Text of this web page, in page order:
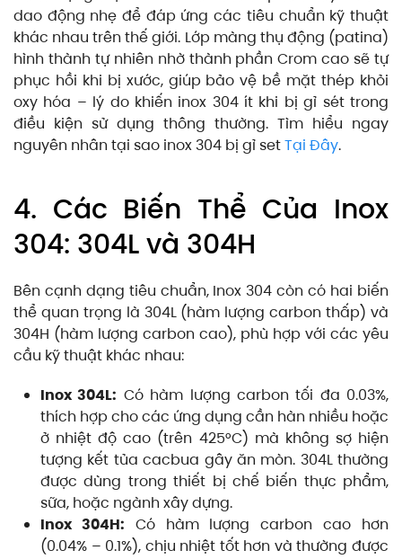
dao động nhẹ để đáp ứng các tiêu chuẩn kỹ thuật
khác nhau trên thế giới. Lớp màng thụ động (patina)
hình thành tự nhiên nhờ thành phần Crom cao sẽ tự
phục hồi khi bị xước, giúp bảo vệ bề mặt thép khỏi
oxy hóa – lý do khiến inox 304 ít khi bị gỉ sét trong
điều kiện sử dụng thông thường. Tìm hiểu ngay
nguyên nhân tại sao inox 304 bị gỉ setTại Đây.
4. Các Biến Thể Của Inox
304: 304L và 304H
Bên cạnh dạng tiêu chuẩn, Inox 304 còn có hai biến
thể quan trọng là 304L (hàm lượng carbon thấp) và
304H (hàm lượng carbon cao), phù hợp với các yêu
cầu kỹ thuật khác nhau:
Inox 304L: Có hàm lượng carbon tối đa 0.03%,
thích hợp cho các ứng dụng cần hàn nhiều hoặc
ở nhiệt độ cao (trên 425°C) mà không sợ hiện
tượng kết tủa cacbua gây ăn mòn. 304L thường
được dùng trong thiết bị chế biến thực phẩm,
sữa, hoặc ngành xây dựng.
Inox 304H: Có hàm lượng carbon cao hơn
(0.04% – 0.1%), chịu nhiệt tốt hơn và thường được